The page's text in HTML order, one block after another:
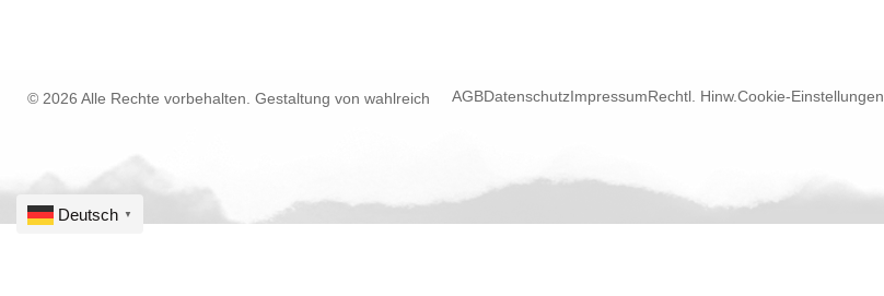
© 2026 Alle Rechte vorbehalten. Gestaltung von wahlreich AGBDatenschutzImpressumRechtl. Hinw.Cookie-Einstellungen
Deutsch ▼